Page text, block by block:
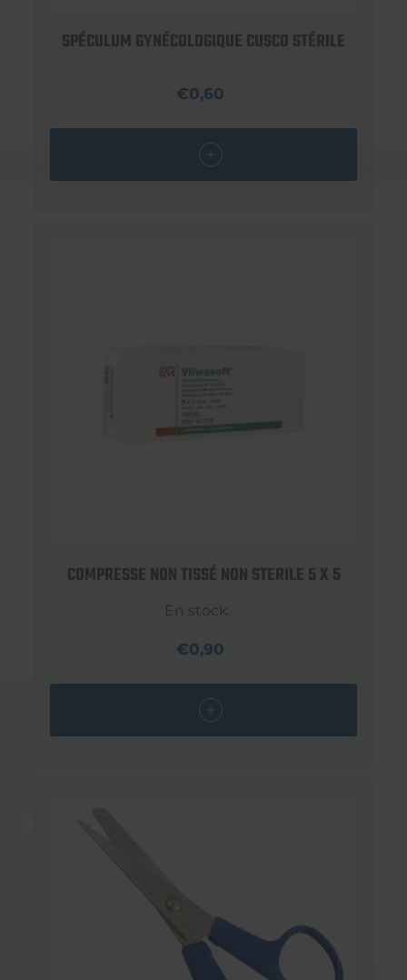
SPÉCULUM GYNÉCOLOGIQUE CUSCO STÉRILE
€0,60
COMPRESSE NON TISSÉ NON STERILE 5 X 5
En stock
€0,90